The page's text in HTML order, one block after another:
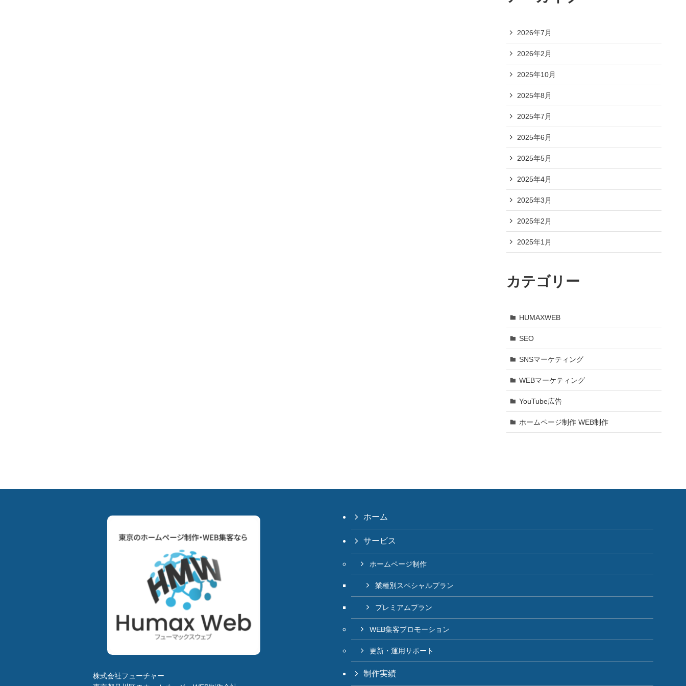
2026年7月
2026年2月
2025年10月
2025年8月
2025年7月
2025年6月
2025年5月
2025年4月
2025年3月
2025年2月
2025年1月
カテゴリー
HUMAXWEB
SEO
SNSマーケティング
WEBマーケティング
YouTube広告
ホームページ制作 WEB制作
株式会社フューチャー
ホーム
サービス
ホームページ制作
業種別スペシャルプラン
プレミアムプラン
WEB集客プロモーション
更新・運用サポート
制作実績